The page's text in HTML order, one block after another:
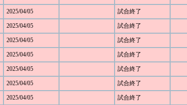
2025/04/05 試合終了
2025/04/05 試合終了
2025/04/05 試合終了
2025/04/05 試合終了
2025/04/05 試合終了
2025/04/05 試合終了
2025/04/05 試合終了